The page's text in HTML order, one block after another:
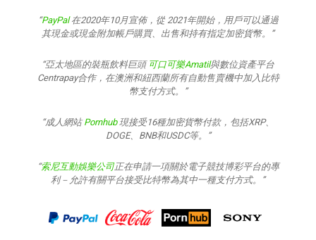
PayPal在2020年10月宣佈，從 2021年開始，用戶可以通過
其現金或現金附加帳戶購買、出售和持有指定加密貨幣。
亞太地區的裝瓶飲料巨頭可口可樂Amatil與數位資產平台
Centrapay合作，在澳洲和紐西蘭所有自動售賣機中加入比特
幣支付方式。
成人網站Pornhub現接受16種加密貨幣付款，包括XRP、
DOGE、BNB和USDC等。
索尼互動娛樂公司正在申請一項關於電子競技博彩平台的專
利－允許有關平台接受比特幣為其中一種支付方式。